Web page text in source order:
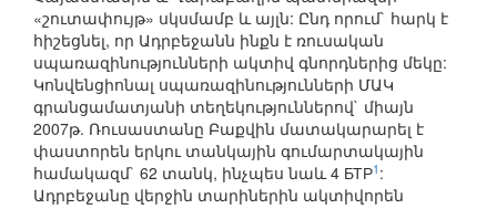
«շուտափույթ» սկսմամբ և այլն: Ընդ որում` հարկ է
հիշեցնել, որ Ադրբեջանն ինքն է ռուսական
սպառազինությունների ակտիվ գնորդներից մեկը:
Կոնվենցիոնալ սպառազինությունների ՄԱԿ
գրանցամատյանի տեղեկություններով` միայն
2007թ. Ռուսաստանը Բաքվին մատակարարել է
փաստորեն երկու տանկային գումարտակային
համակազմ` 62 տանկ, ինչպես նաև 4 БТР1 :
Ադրբեջանը վերջին տարիներին ակտիվորեն